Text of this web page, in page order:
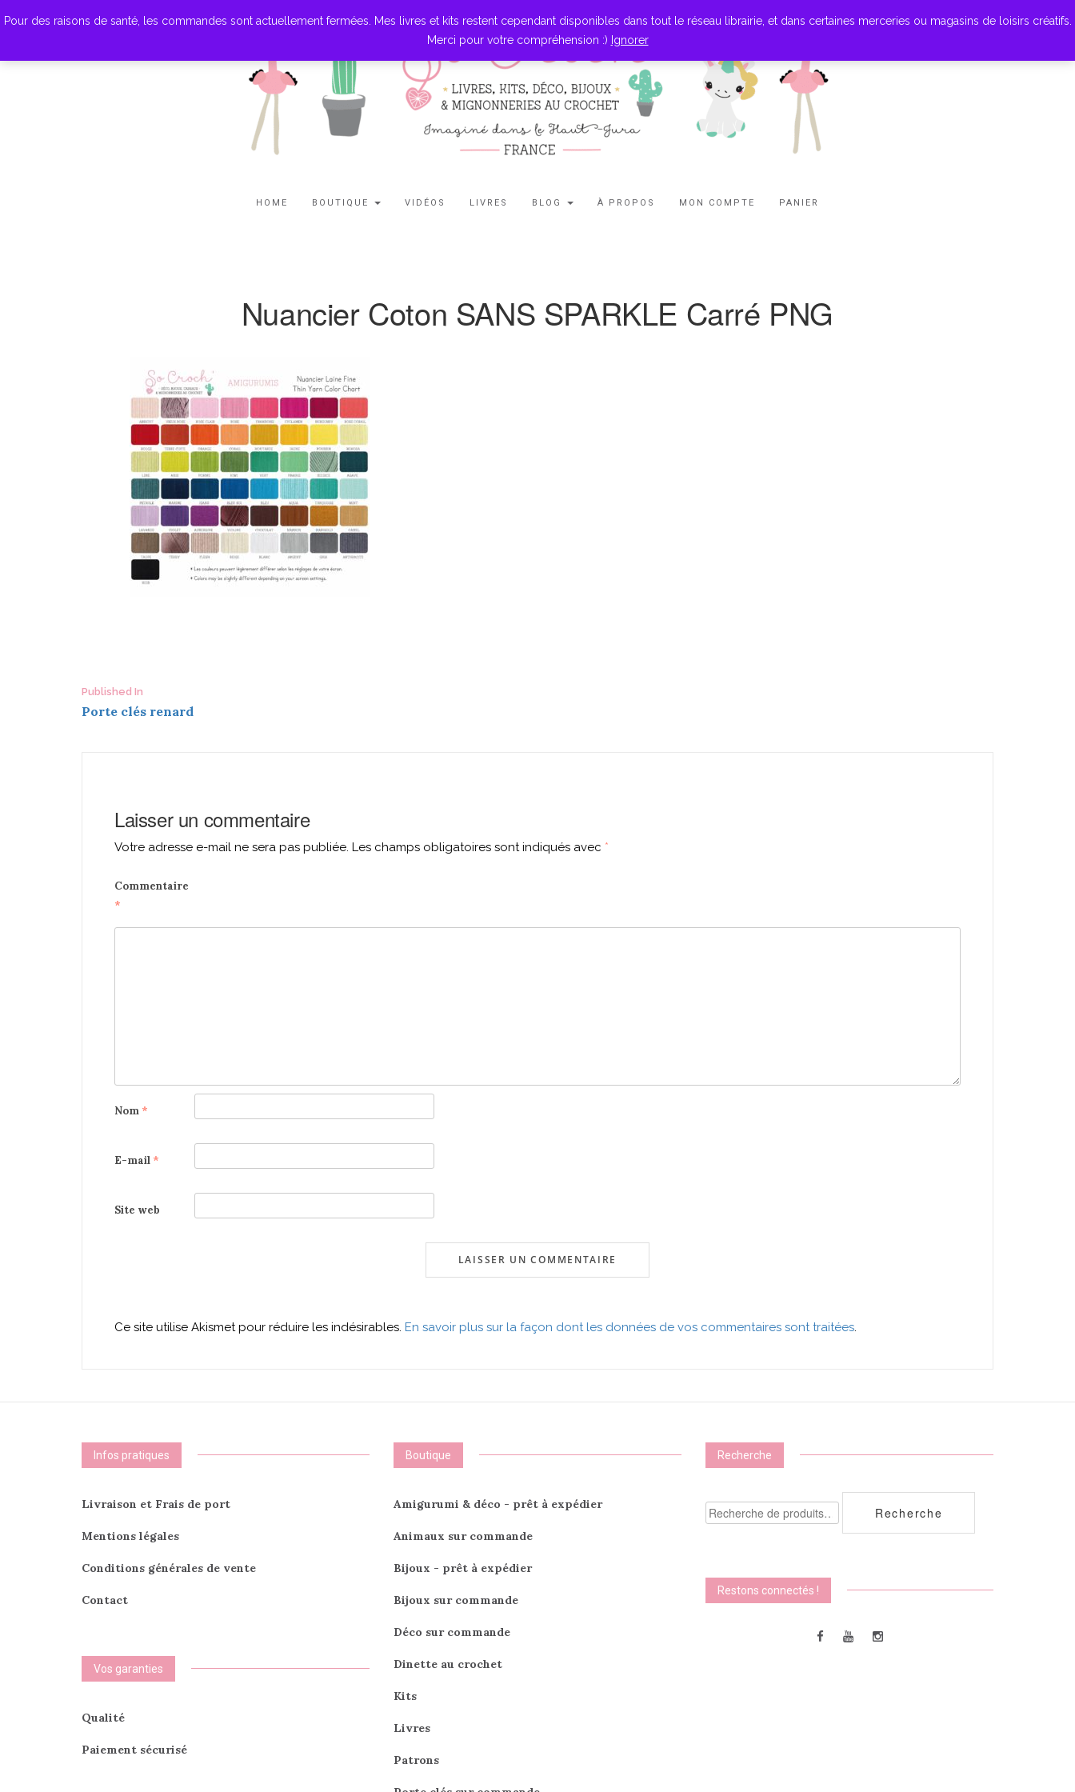
HOME BOUTIQUE VIDÉOS LIVRES BLOG À PROPOS MON COMPTE PANIER
Nuancier Coton SANS SPARKLE Carré PNG
Post
Published In
Porte clés renard
Laisser un commentaire
Votre adresse e-mail ne sera pas publiée. Les champs obligatoires sont indiqués avec *
Commentaire
*
Nom *
E-mail *
Site web
Ce site utilise Akismet pour réduire les indésirables. En savoir plus sur la façon dont les données de vos commentaires sont traitées.
Infos pratiques
Livraison et Frais de port
Mentions légales
Conditions générales de vente
Contact
Vos garanties
Qualité
Paiement sécurisé
Boutique
Amigurumi & déco - prêt à expédier
Animaux sur commande
Bijoux - prêt à expédier
Bijoux sur commande
Déco sur commande
Dinette au crochet
Kits
Livres
Patrons
Recherche
Recherche
pour :
Recherche
Restons connectés !
Pour des raisons de santé, les commandes sont actuellement fermées. Mes livres et kits restent cependant disponibles dans tout le réseau librairie, et dans certaines merceries ou magasins de loisirs créatifs.
Merci pour votre compréhension :) Ignorer